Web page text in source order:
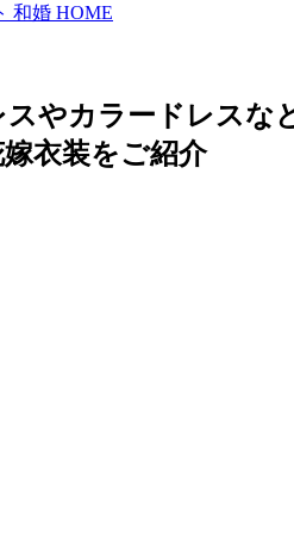
和婚 HOME
やカラードレスな
衣装をご紹介